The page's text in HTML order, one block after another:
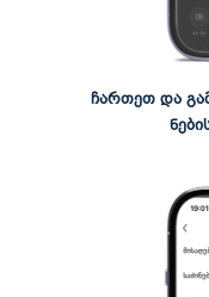
ჩართეთ და